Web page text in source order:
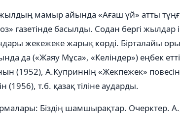
мамыр айында «Ағаш үй» атты
газетінде басылды. Содан бергі жылдар
жекежеке жарық көрді. Бірталайы
да («Жаяу Мұса», «Келіндер») еңбек
(1952), А.Куприннің «Жекпежек»
(1956), т.б. қазақ тіліне аударды.
Біздің шамшырақтар. Очерктер.